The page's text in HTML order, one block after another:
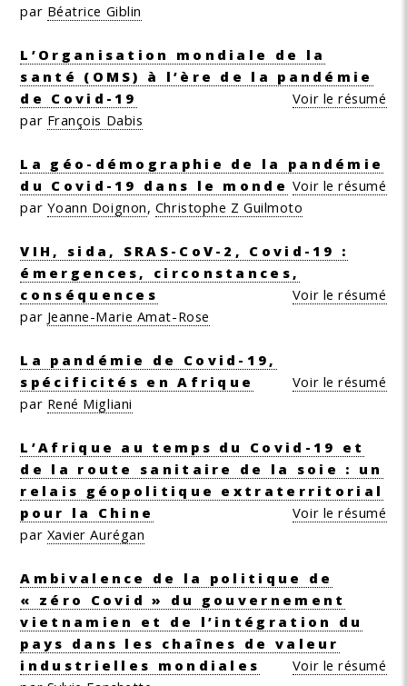
par Béatrice Giblin
L’Organisation mondiale de la
santé (OMS) à l’ère de la pandémie
de Covid-19
Voir le résumé
par François Dabis
La géo-démographie de la pandémie
du Covid-19 dans le monde Voir le résumé
par Yoann Doignon, Christophe Z Guilmoto
VIH, sida, SRAS-CoV-2, Covid-19 :
émergences, circonstances,
conséquences
Voir le résumé
par Jeanne-Marie Amat-Rose
La pandémie de Covid-19,
spécificités en Afrique
Voir le résumé
par René Migliani
L’Afrique au temps du Covid-19 et
de la route sanitaire de la soie : un
relais géopolitique extraterritorial
pour la Chine
Voir le résumé
par Xavier Aurégan
Ambivalence de la politique de
« zéro Covid » du gouvernement
vietnamien et de l’intégration du
pays dans les chaînes de valeur
industrielles mondiales
Voir le résumé